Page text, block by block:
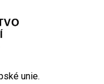
unie.